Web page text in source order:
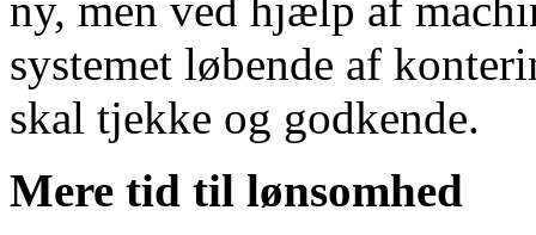
systemet løbende af
skal tjekke og godkende.
Mere tid til lønsomhed